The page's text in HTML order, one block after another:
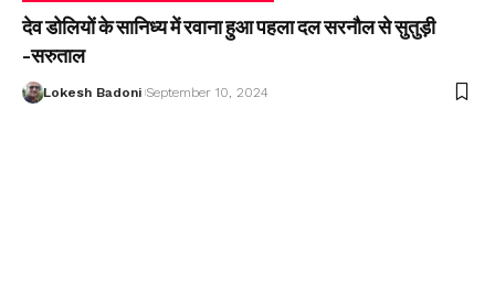
देव डोलियों के सानिध्य में रवाना हुआ पहला दल सरनौल से सुतुड़ी
-सरुताल
Lokesh Badoni September 10, 2024